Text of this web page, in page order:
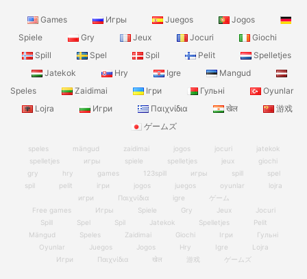
Games Игры Juegos
Jogos
Spiele
Gry Jeux Jocuri
Giochi
Spill
Spel Spil Pelit
Spelletjes
Jatekok
Hry Igre
Mangud
Speles
Zaidimai Ігри Гульні
Oyunlar
Lojra
Игри Παιχνίδια खेल
游戏
ゲームズ
speles mängud zaidimai jogos jocuri
jatekok
spelletjes
игры spiele spelletjes jeux
giochi
gry
hry games 123spill игры spill
spel
spil
pelit ігри jogos juegos oyunlar
lojra
игри
Παιχνίδια igre
ゲーム
Free games
Игры Spiele Gry Jeux
Jocuri
Spill
Spel Spil Jatekok Spelletjes
Pelit
Mängud
Speles Zaidimai Giochi Ігри
Гульні
Oyunlar
Juegos Jogos Hry Igre
Lojra
Игри
Παιχνίδια खेल 游戏 ゲームズ